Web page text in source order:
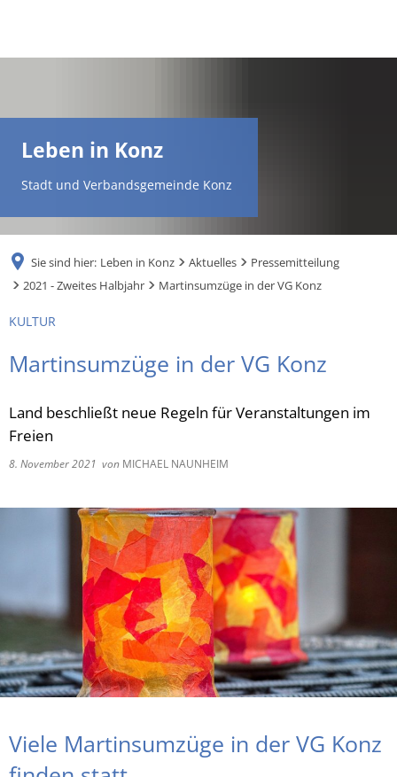
UK
Leben in Konz
Stadt und Verbandsgemeinde Konz
Sie sind hier: Leben in Konz Aktuelles
Pressemitteilung
2021 - Zweites Halbjahr
Martinsumzüge in der VG Konz
KULTUR
Martinsumzüge in der VG Konz
Land beschließt neue Regeln für Veranstaltungen im
Freien
8. November 2021 von MICHAEL NAUNHEIM
Viele Martinsumzüge in der VG Konz